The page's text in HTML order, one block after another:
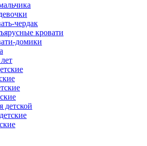
чердак
кровати
домики